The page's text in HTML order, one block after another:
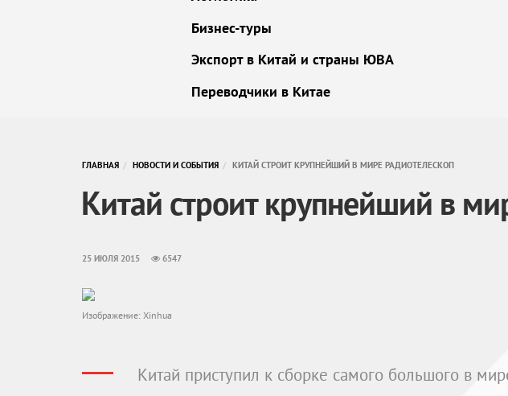
Бизнес-туры
Экспорт в Китай и страны ЮВА
Переводчики в Китае
ГЛАВНАЯ НОВОСТИ И СОБЫТИЯ КИТАЙ СТРОИТ КРУПНЕЙШИЙ В МИРЕ РАДИОТЕЛЕСКОП
Китай строит крупнейший в
25 ИЮЛЯ 2015 6547
Изображение: Xinhua
Китай приступил к сборке самого большого в